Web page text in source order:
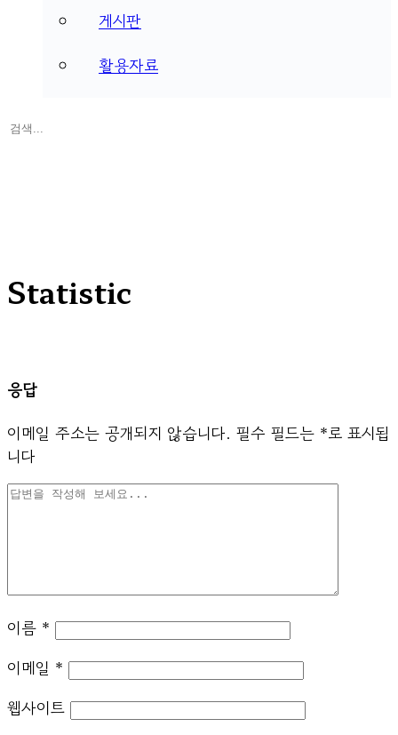
게시판
활용자료
검
Statistic
응답
이메일 주소는 공개되지 않습니다. 필수 필드는 *로 표시됩
니다
이름 *
이메일 *
웹사이트